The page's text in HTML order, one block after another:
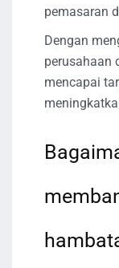
pemasaran
Dengan
perusahaan
mencapai